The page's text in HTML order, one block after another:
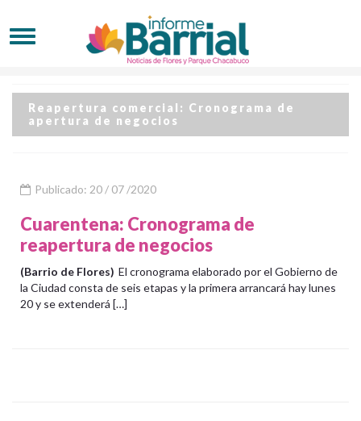
Reapertura comercial: Cronograma de
apertura de negocios
Publicado: 20 / 07 /2020
Cuarentena: Cronograma de
reapertura de negocios
(Barrio de Flores) El cronograma elaborado por el Gobierno de
la Ciudad consta de seis etapas y la primera arrancará hay lunes
20 y se extenderá […]